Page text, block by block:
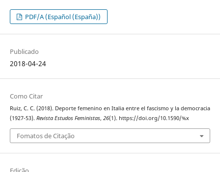
PDF/A (Español (España))
Publicado
2018-04-24
Como Citar
Ruiz, C. C. (2018). Deporte femenino en Italia entre el fascismo y la democracia
(1927-53). Revista Estudos Feministas, 26(1). https://doi.org/10.1590/%x
Fomatos de Citação